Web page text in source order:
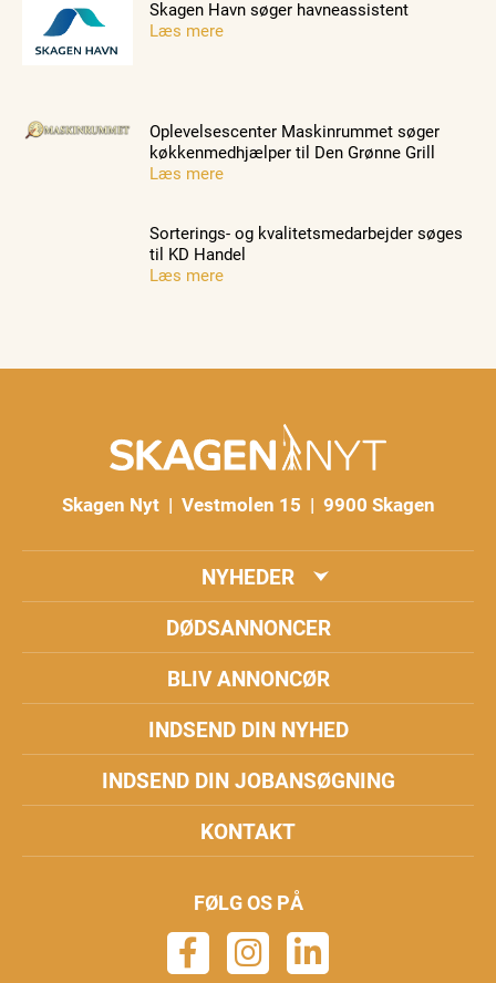
Skagen Havn søger havneassistent
Læs mere
Oplevelsescenter Maskinrummet søger
køkkenmedhjælper til Den Grønne Grill
Læs mere
Sorterings- og kvalitetsmedarbejder søges
til KD Handel
Læs mere
Skagen Nyt | Vestmolen 15 | 9900 Skagen
NYHEDER
DØDSANNONCER
BLIV ANNONCØR
INDSEND DIN NYHED
INDSEND DIN JOBANSØGNING
KONTAKT
FØLG OS PÅ